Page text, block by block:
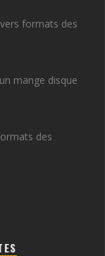
formats des
mange disque
des